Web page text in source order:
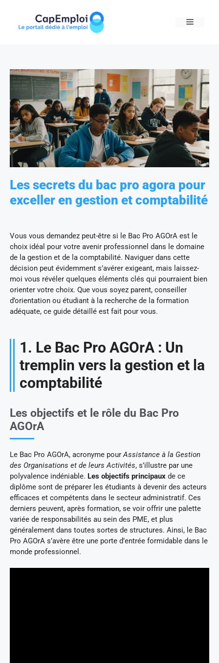
content
MENU
Les secrets du bac pro agora pour
exceller en gestion et comptabilité
Vous vous demandez peut-être si le Bac Pro AGOrA est le
choix idéal pour votre avenir professionnel dans le domaine
de la gestion et de la comptabilité. Naviguer dans cette
décision peut évidemment s’avérer exigeant, mais laissez-
moi vous révéler quelques éléments clés qui pourraient bien
orienter votre choix. Que vous soyez parent, conseiller
d’orientation ou étudiant à la recherche de la formation
adéquate, ce guide détaillé est fait pour vous.
1. Le Bac Pro AGOrA : Un
tremplin vers la gestion et la
comptabilité
Les objectifs et le rôle du Bac Pro
AGOrA
Le Bac Pro AGOrA, acronyme pourAssistance à la Gestion
des Organisations et de leurs Activités, s’illustre par une
polyvalence indéniable. Les objectifs principaux de ce
diplôme sont de préparer les étudiants à devenir des acteurs
efficaces et compétents dans le secteur administratif. Ces
derniers peuvent, après formation, se voir offrir une palette
variée de responsabilités au sein des PME, et plus
généralement dans toutes sortes de structures. Ainsi, le Bac
Pro AGOrA s’avère être une porte d’entrée formidable dans le
monde professionnel.